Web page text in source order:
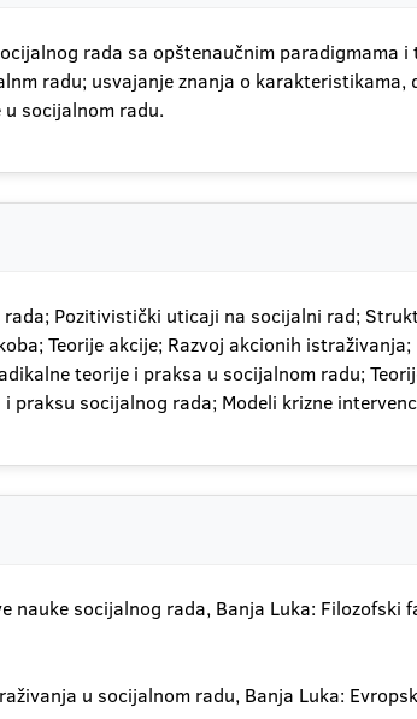
rada sa opštenaučnim
radu; usvajanje znanja o
socijalnom radu.
Pozitivistički uticaji na socijalni rad;
Teorije akcije; Razvoj akcionih
teorije i praksa u socijalnom radu;
socijalnog rada; Modeli krizne
nauke socijalnog rada, Banja Luka: Filozofski
u socijalnom radu, Banja Luka: